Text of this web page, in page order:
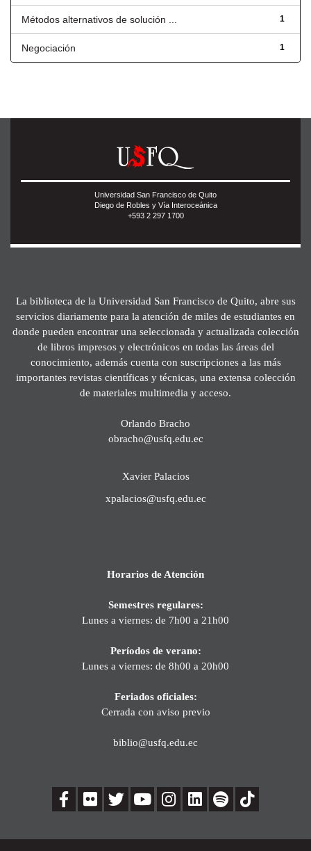
1
Métodos alternativos de solución ...
1
Negociación
Universidad San Francisco de Quito
Diego de Robles y Vía Interoceánica
+593 2 297 1700
La biblioteca de la Universidad San Francisco de Quito, abre sus
servicios diariamente para la atención de miles de estudiantes en
donde pueden encontrar una seleccionada y actualizada colección
de libros impresos y electrónicos en todas las áreas del
conocimiento, además cuenta con suscripciones a las más
importantes revistas científicas y técnicas, una extensa colección
de materiales multimedia y acceso.
Orlando Bracho
obracho@usfq.edu.ec
Xavier Palacios
xpalacios@usfq.edu.ec
Horarios de Atención
Semestres regulares:
Lunes a viernes: de 7h00 a 21h00
Períodos de verano:
Lunes a viernes: de 8h00 a 20h00
Feriados oficiales:
Cerrada con aviso previo
biblio@usfq.edu.ec